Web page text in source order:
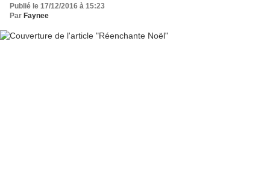
Publié le 17/12/2016 à 15:23
Par Faynee